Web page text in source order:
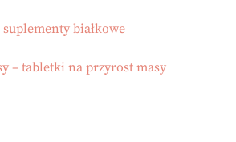
białkowe
– tabletki na przyrost masy